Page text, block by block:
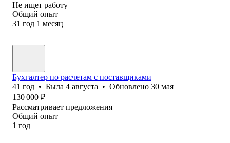
Не ищет работу
Общий опыт
31 год 1 месяц
Бухгалтер по расчетам с поставщиками
41 год • Была 4 августа • Обновлено 30 мая
130 000 ₽
Рассматривает предложения
Общий опыт
1 год